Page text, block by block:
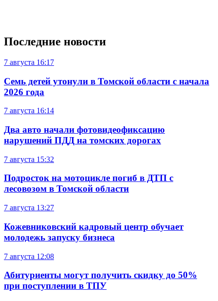
Последние новости
7 августа 16:17
Семь детей утонули в Томской области с начала
2026 года
7 августа 16:14
Два авто начали фотовидеофиксацию
нарушений ПДД на томских дорогах
7 августа 15:32
Подросток на мотоцикле погиб в ДТП с
лесовозом в Томской области
7 августа 13:27
Кожевниковский кадровый центр обучает
молодежь запуску бизнеса
7 августа 12:08
Абитуриенты могут получить скидку до 50%
при поступлении в ТПУ